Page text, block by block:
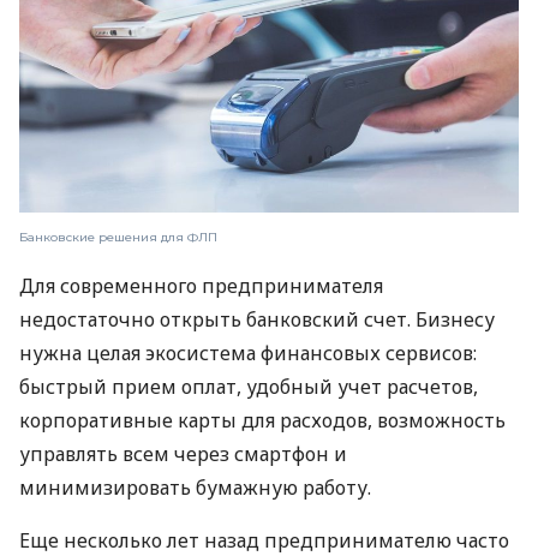
Банковские решения для ФЛП
Для современного предпринимателя
недостаточно открыть банковский счет. Бизнесу
нужна целая экосистема финансовых сервисов:
быстрый прием оплат, удобный учет расчетов,
корпоративные карты для расходов, возможность
управлять всем через смартфон и
минимизировать бумажную работу.
Еще несколько лет назад предпринимателю часто